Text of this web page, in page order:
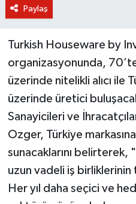
Paylaş
Turkish Houseware by
organizasyonunda,
üzerinde nitelikli alıcı ile
üzerinde üretici
Sanayicileri ve
Ozger, Türkiye
sunacaklarını
uzun vadeli iş
Her yıl daha seçici ve